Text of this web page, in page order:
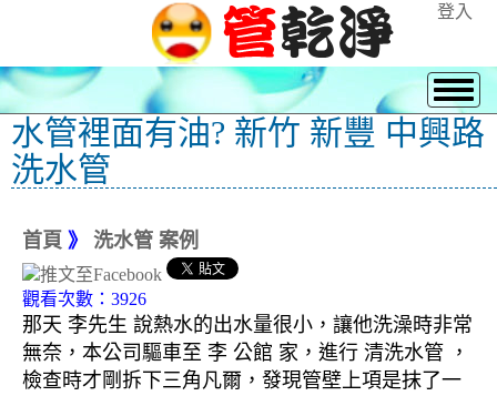
登入
水管裡面有油? 新竹 新豐 中興路
洗水管
首頁 》 洗水管 案例
觀看次數：3926
那天 李先生 說熱水的出水量很小，讓他洗澡時非常
無奈，本公司驅車至 李 公館 家，進行 清洗水管 ，
檢查時才剛拆下三角凡爾，發現管壁上項是抹了一